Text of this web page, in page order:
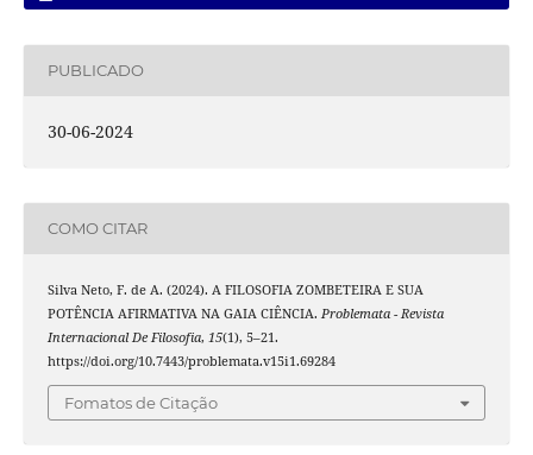
PUBLICADO
30-06-2024
COMO CITAR
Silva Neto, F. de A. (2024). A FILOSOFIA ZOMBETEIRA E SUA
POTÊNCIA AFIRMATIVA NA GAIA CIÊNCIA. Problemata - Revista
Internacional De Filosofia, 15(1), 5–21.
https://doi.org/10.7443/problemata.v15i1.69284
Fomatos de Citação